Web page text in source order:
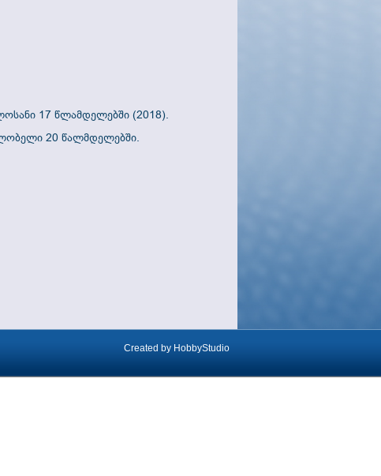
17 წლამდელებში (2018).
20 წალმდელებში.
Created by HobbyStudio